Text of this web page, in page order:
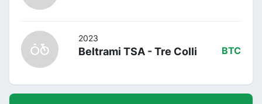
2023
Beltrami TSA - Tre Colli BTC